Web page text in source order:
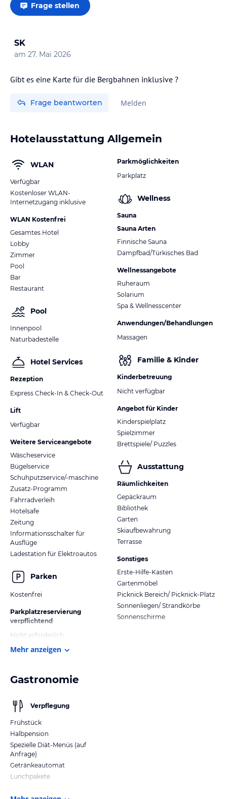
Frage stellen
SK
am 27. Mai 2026
Gibt es eine Karte für die Bergbahnen inklusive ?
Frage beantworten Melden
Hotelausstattung Allgemein
WLAN
Verfügbar
Kostenloser WLAN-
Internetzugang inklusive
WLAN Kostenfrei
Gesamtes Hotel
Lobby
Zimmer
Pool
Bar
Restaurant
Pool
Innenpool
Naturbadestelle
Hotel Services
Rezeption
Express Check-In & Check-Out
Lift
Verfügbar
Weitere Serviceangebote
Wäscheservice
Bügelservice
Schuhputzservice/-maschine
Zusatz-Programm
Fahrradverleih
Hotelsafe
Zeitung
Informationsschalter für
Ausflüge
Ladestation für Elektroautos
Parken
Kostenfrei
Parkplatzreservierung
verpflichtend
Nicht erforderlich
Parkmöglichkeiten
Parkplatz
Wellness
Sauna
Sauna Arten
Finnische Sauna
Dampfbad/Türkisches Bad
Wellnessangebote
Ruheraum
Solarium
Spa & Wellnesscenter
Anwendungen/Behandlungen
Massagen
Familie & Kinder
Kinderbetreuung
Nicht verfügbar
Angebot für Kinder
Kinderspielplatz
Spielzimmer
Brettspiele/ Puzzles
Ausstattung
Räumlichkeiten
Gepäckraum
Bibliothek
Garten
Skiaufbewahrung
Terrasse
Sonstiges
Erste-Hilfe-Kasten
Gartenmöbel
Picknick Bereich/ Picknick-Platz
Sonnenliegen/ Strandkörbe
Sonnenschirme
Mehr anzeigen
Gastronomie
Verpflegung
Frühstück
Halbpension
Spezielle Diät-Menüs (auf
Anfrage)
Getränkeautomat
Lunchpakete